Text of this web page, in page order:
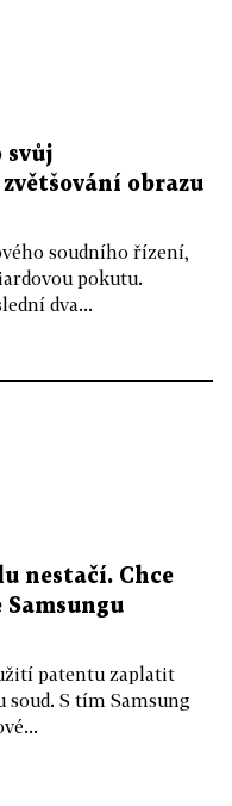
svůj
obrazu
soudního řízení,
pokutu.
dva...
nestačí. Chce
Samsungu
patentu zaplatit
S tím Samsung